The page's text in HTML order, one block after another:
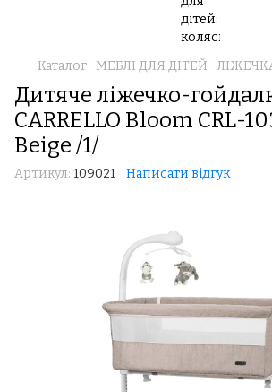
Каталог МЕБЛІ ДЛЯ ДІТЕЙ
Дитяче ліжечко-
CARRELLO Bloom CRL-
Beige /1/
Артикул: 109021 Написати відгук